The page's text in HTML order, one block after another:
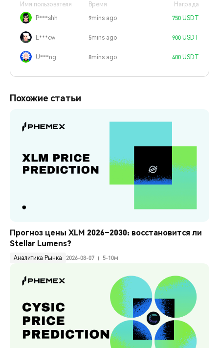
Имя пользователя Время
Награда
P***shh
9mins ago 750 USDT
E***cw 5mins ago 900 USDT
U***ng 8mins ago 400 USDT
Похожие статьи
Прогноз цены XLM 2026–2030: восстановится ли
Stellar Lumens?
Аналитика Рынка 2026-08-07 5-10м